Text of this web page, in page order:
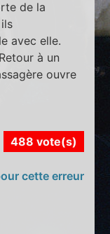
de la
avec elle.
à un
ouvre
488 vote(s)
cette erreur